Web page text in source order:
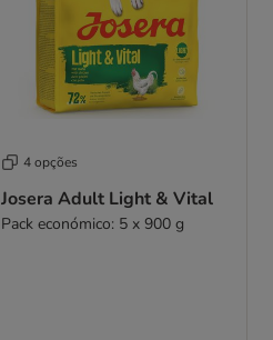
4 opções
Josera Adult Light & Vital
Pack económico: 5 x 900 g